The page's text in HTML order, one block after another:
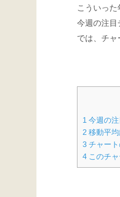
こういった
今週の注目
では、チャ
1 今週の
2 移動平
3 チャー
4 このチ